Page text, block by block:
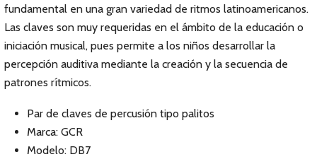
fundamental en una gran variedad de ritmos latinoamericanos.
Las claves son muy requeridas en el ámbito de la educación o
iniciación musical, pues permite a los niños desarrollar la
percepción auditiva mediante la creación y la secuencia de
patrones rítmicos.
Par de claves de percusión tipo palitos
Marca: GCR
Modelo: DB7